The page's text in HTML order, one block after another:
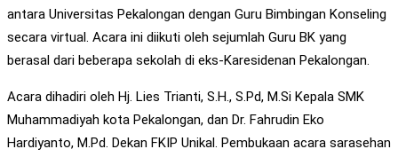
antara Universitas Pekalongan dengan Guru Bimbingan Konseling
secara virtual. Acara ini diikuti oleh sejumlah Guru BK yang
berasal dari beberapa sekolah di eks-Karesidenan Pekalongan.
Acara dihadiri oleh Hj. Lies Trianti, S.H., S.Pd, M.Si Kepala SMK
Muhammadiyah kota Pekalongan, dan Dr. Fahrudin Eko
Hardiyanto, M.Pd. Dekan FKIP Unikal. Pembukaan acara sarasehan